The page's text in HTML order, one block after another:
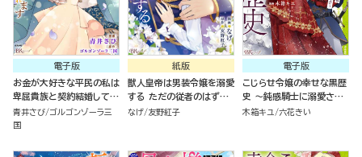
電子版
お金が大好きな平民の私は
卑屈貴族と契約結婚して愛
し愛されます コミック版
（4）
青井さび ゴルゴンゾーラ三
国
紙版
獣人皇帝は男装令嬢を溺愛
する ただの従者のはずで
すが！（１）
なげ 友野紅子
電子版
こじらせ令嬢の幸せな黒歴
史 ～鈍感騎士に溺愛され
るための秘密のアプローチ
木箱キユ 六花きい